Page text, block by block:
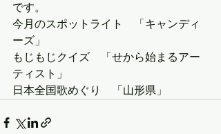
です。
今月のスポットライト　「キャンディ
ーズ」
もじもじクイズ　「せから始まるアー
ティスト」
日本全国歌めぐり　「山形県」